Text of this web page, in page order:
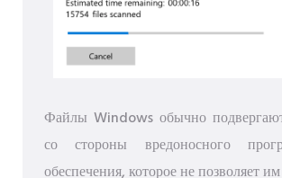
Файлы Windows обычно
со стороны вредоносного
обеспечения, которое не позволяет